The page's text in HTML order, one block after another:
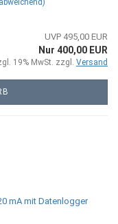
UVP 495,00 EUR
Nur 400,00 EUR
19% MwSt. zzgl. Versand